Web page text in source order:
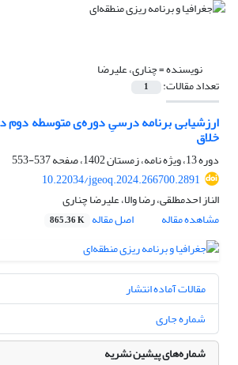
نویسنده =چناری، علیرضا
تعداد مقالات: 1
ارزشیابی برنامه‌ درسیِ دوره‌ی متوسطه
خلاق
دوره 13، ویژه نامه، زمستان 1402، صفحه
537-553
10.22034/jgeoq.2024.266700.2891
الناز احدمطلقی، رضا والا، علیرضا چناری
مشاهده مقاله
اصل مقاله 865.36 K
مقالات آماده انتشار
شماره جاری
شماره‌های پیشین نشریه